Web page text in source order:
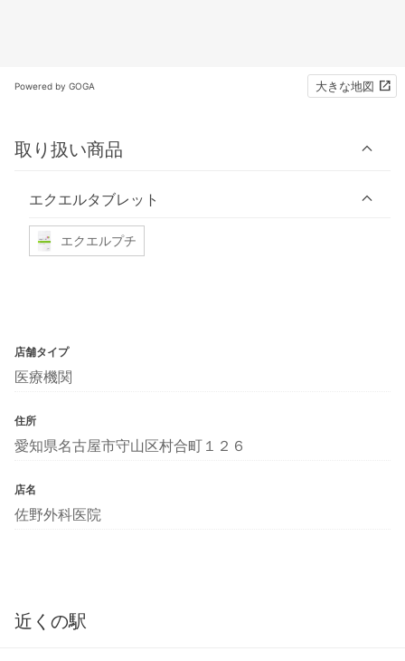
Powered by GOGA 大きな地図
取り扱い商品
エクエルタブレット
エクエルプチ
店舗タイプ
医療機関
住所
愛知県名古屋市守山区村合町１２６
店名
佐野外科医院
近くの駅